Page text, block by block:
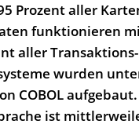
Prozent aller
funktionieren
aller Trans­aktions­
wurden
COBOL
ist